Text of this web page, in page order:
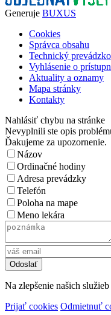
Generuje BUXUS
Cookies
Správca obsahu
Technický
Vyhlásenie o
Aktuality a oznamy
Mapa stránky
Kontakty
Nahlásiť chybu na stránke
Nevyplnili ste opis
Ďakujeme za upozornenie.
Názov
Ordinačné hodiny
Adresa prevádzky
Telefón
Poloha na mape
Meno lekára
Na zlepšenie našich
Prijať cookies Odmietnuť